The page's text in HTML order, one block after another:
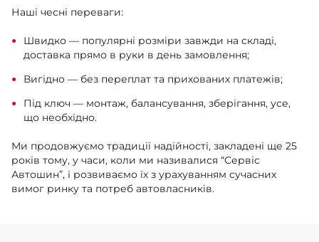
Наші чесні переваги:
Швидко — популярні розміри завжди на складі,
доставка прямо в руки в день замовлення;
Вигідно — без переплат та прихованих платежів;
Під ключ — монтаж, балансування, зберігання, усе,
що необхідно.
Ми продовжуємо традиції надійності, закладені ще 25
років тому, у часи, коли ми називалися “Сервіс
Автошин”, і розвиваємо їх з урахуванням сучасних
вимог ринку та потреб автовласників.